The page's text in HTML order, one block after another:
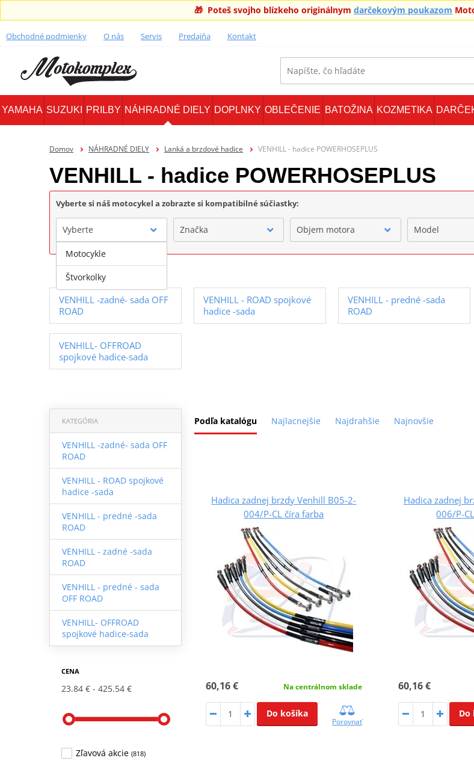
🎁 Poteš svojho blízkeho originálnym darčekovým poukazom
Obchodné podmienky O nás Servis Predajňa Kontakt
YAMAHA SUZUKI PRILBY NÁHRADNÉ DIELY DOPLNKY OBLEČENIE BATOŽINA KOZMETIKA
Domov NÁHRADNÉ DIELY Lanká a brzdové hadice VENHILL - hadice POWERHOSEPLUS
VENHILL - hadice POWERHOSEPLUS
Vyberte si náš motocykel a zobrazte si kompatibilné súčiastky:
Vyberte Značka Objem motora Model
VENHILL -zadné- sada OFF
ROAD
VENHILL - ROAD spojkové
hadice -sada
VENHILL - predné -sada
ROAD
VENHILL- OFFROAD
spojkové hadice-sada
Podľa katalógu Najlacnejšie Najdrahšie Najnovšie
KATEGÓRIA
VENHILL -zadné- sada OFF
ROAD
VENHILL - ROAD spojkové
hadice -sada
VENHILL - predné -sada
ROAD
VENHILL - zadné -sada
ROAD
VENHILL - predné - sada
OFF ROAD
VENHILL- OFFROAD
spojkové hadice-sada
CENA
23.84 € 425.54 €
Zľavová akcie (818)
Hadica zadnej brzdy Venhill B05-2-
004/P-CL číra farba
60,16 € Na centrálnom sklade
Do košíka
Porovnať
Hadica zadnej
006/P-
60,16 €
Do
Motocykle
Štvorkolky